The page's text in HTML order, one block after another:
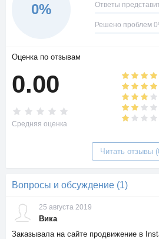
0% Ответы
Решено проблем
Оценка по отзывам
0.00
Средняя оценка
Читать отзывы
Вопросы и обсуждение (1)
25 августа 2019
Вика
Заказывала на сайте продвижение в